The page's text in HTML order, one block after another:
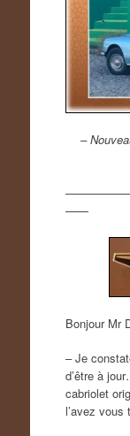
–
——
Bonjour Mr
– Je
d’être à
cabriolet
l’avez vous